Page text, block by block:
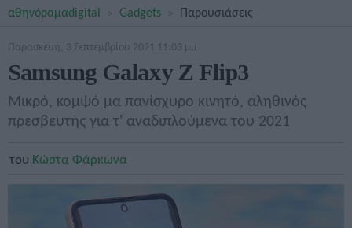
HOME CINEMA
GADGETS
TV
GAMES
GUIDES
αθηνόραμαdigital Gadgets Παρουσιάσεις
Παρασκευή, 3 Σεπτεμβρίου 2021 11:03 μμ
Samsung Galaxy Z Flip3
Μικρό, κομψό μα πανίσχυρο κινητό, αληθινός
πρεσβευτής για τ' αναδιπλούμενα του 2021
του Κώστα Φάρκωνα